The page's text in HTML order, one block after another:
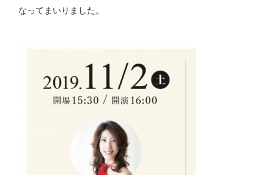
なってまいりました。